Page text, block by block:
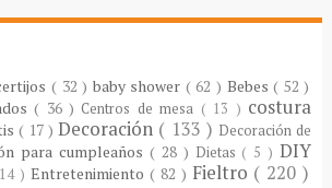
( 32 ) baby shower ( 62 ) Bebes( 52 )
( 36 ) Centros de mesa ( 13 ) costura
( 17 )Decoración ( 133 ) Decoración de
para cumpleaños( 28 ) Dietas ( 5 )DIY
)Entretenimiento ( 82 ) Fieltro ( 220 )